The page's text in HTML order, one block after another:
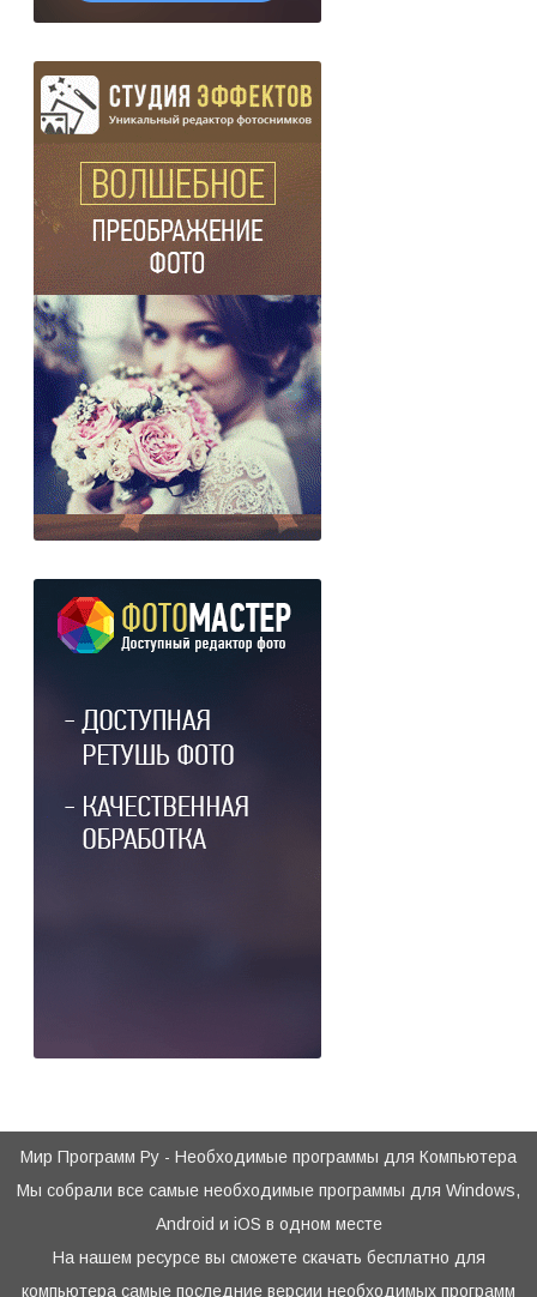
Мир Программ Ру - Необходимые программы для Компьютера
Мы собрали все самые необходимые программы для Windows,
Android и iOS в одном месте
На нашем ресурсе вы сможете скачать бесплатно для
компьютера самые последние версии необходимых программ